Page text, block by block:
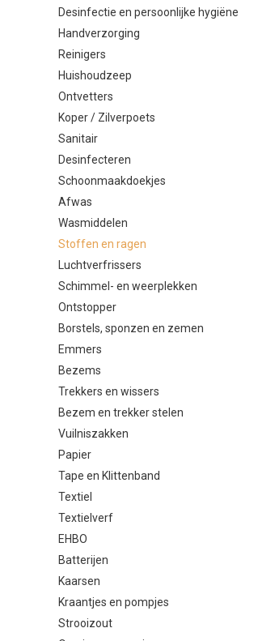
Desinfectie en persoonlijke hygiëne
Handverzorging
Reinigers
Huishoudzeep
Ontvetters
Koper / Zilverpoets
Sanitair
Desinfecteren
Schoonmaakdoekjes
Afwas
Wasmiddelen
Stoffen en ragen
Luchtverfrissers
Schimmel- en weerplekken
Ontstopper
Borstels, sponzen en zemen
Emmers
Bezems
Trekkers en wissers
Bezem en trekker stelen
Vuilniszakken
Papier
Tape en Klittenband
Textiel
Textielverf
EHBO
Batterijen
Kaarsen
Kraantjes en pompjes
Strooizout